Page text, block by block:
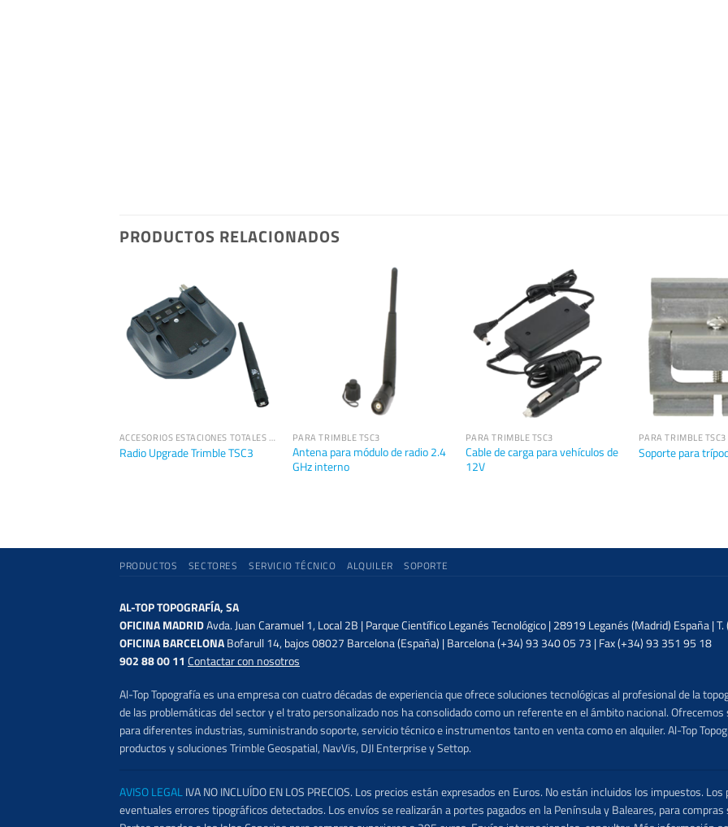
PRODUCTOS RELACIONADOS
ACCESORIOS ESTACIONES TOTALES TRIMBLE
Radio Upgrade Trimble TSC3
PARA TRIMBLE TSC3
Antena para módulo de radio 2.4
GHz interno
PARA TRIMBLE TSC3
Cable de carga para vehículos de
12V
PARA TRIMBLE TSC3
Soporte para
PRODUCTOS SECTORES SERVICIO TÉCNICO ALQUILER SOPORTE
AL-TOP TOPOGRAFÍA, SA
OFICINA MADRIDAvda. Juan Caramuel 1, Local 2B | Parque Científico Leganés Tecnológico | 28919 Leganés (Madrid) España |
OFICINA BARCELONABofarull 14, bajos 08027 Barcelona (España) | Barcelona (+34) 93 340 05 73 | Fax (+34) 93 351 95 18
902 88 00 11 Contactar con nosotros
Al-Top Topografía es una empresa con cuatro décadas de experiencia que ofrece soluciones tecnológicas al profesional de la
de las problemáticas del sector y el trato personalizado nos ha consolidado como un referente en el ámbito nacional.
para diferentes industrias, suministrando soporte, servicio técnico e instrumentos tanto en venta como en alquiler. Al-Top
productos y soluciones Trimble Geospatial, NavVis, DJI Enterprise y Settop.
AVISO LEGALIVA NO INCLUÍDO EN LOS PRECIOS. Los precios están expresados en Euros. No están incluidos los impuestos.
eventuales errores tipográficos detectados. Los envíos se realizarán a portes pagados en la Península y Baleares, para